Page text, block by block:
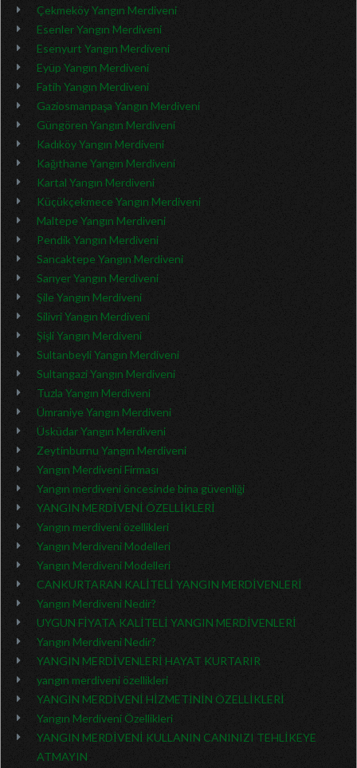
Çekmeköy Yangın Merdiveni
Esenler Yangın Merdiveni
Esenyurt Yangın Merdiveni
Eyüp Yangın Merdiveni
Fatih Yangın Merdiveni
Gaziosmanpaşa Yangın Merdiveni
Güngören Yangın Merdiveni
Kadıköy Yangın Merdiveni
Kağıthane Yangın Merdiveni
Kartal Yangın Merdiveni
Küçükçekmece Yangın Merdiveni
Maltepe Yangın Merdiveni
Pendik Yangın Merdiveni
Sancaktepe Yangın Merdiveni
Sarıyer Yangın Merdiveni
Şile Yangın Merdiveni
Silivri Yangın Merdiveni
Şişli Yangın Merdiveni
Sultanbeyli Yangın Merdiveni
Sultangazi Yangın Merdiveni
Tuzla Yangın Merdiveni
Ümraniye Yangın Merdiveni
Üsküdar Yangın Merdiveni
Zeytinburnu Yangın Merdiveni
Yangın Merdiveni Firması
Yangın merdiveni öncesinde bina güvenliği
YANGIN MERDİVENİ ÖZELLİKLERİ
Yangın merdiveni özellikleri
Yangın Merdiveni Modelleri
Yangın Merdiveni Modelleri
CANKURTARAN KALİTELİ YANGIN MERDİVENLERİ
Yangın Merdiveni Nedir?
UYGUN FİYATA KALİTELİ YANGIN MERDİVENLERİ
Yangın Merdiveni Nedir?
YANGIN MERDİVENLERİ HAYAT KURTARIR
yangın merdiveni özellikleri
YANGIN MERDİVENİ HİZMETİNİN ÖZELLİKLERİ
Yangın Merdiveni Özellikleri
YANGIN MERDİVENİ KULLANIN CANINIZI TEHLİKEYE
ATMAYIN